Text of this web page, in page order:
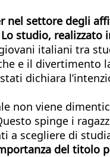
nel settore degli
studio,
italiani tra
e il divertimento
dichiara
non viene
spinge i
a scegliere di
del titolo